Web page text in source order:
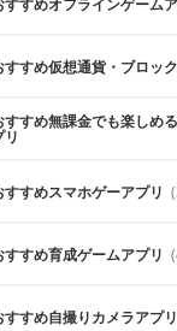
すすめ仮想通貨・ブロッ
すすめ無課金でも楽しめ
リ
すすめスマホゲーアプリ
すすめ育成ゲームアプリ
すすめ自撮りカメラアプリ